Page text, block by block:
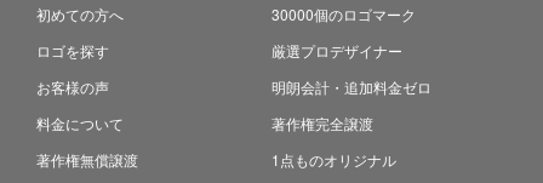
初めての方へ
ロゴを探す
お客様の声
料金について
著作権無償譲渡
30000個のロゴマーク
厳選プロデザイナー
明朗会計・追加料金ゼロ
著作権完全譲渡
1点ものオリジナル